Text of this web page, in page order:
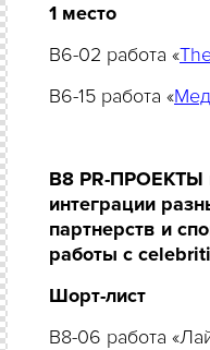
1 место
B6-02 работа «
B6-15 работа «
B8 PR-ПРОЕКТЫ
интеграции
партнерств и
работы с
Шорт-лист
B8-06 работа